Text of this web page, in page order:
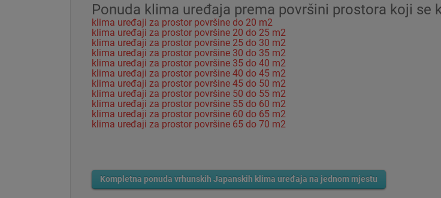
Ponuda klima uređaja prema površini prostora koji se
klima uređaji za prostor površine do 20 m2
klima uređaji za prostor površine 20 do 25 m2
klima uređaji za prostor površine 25 do 30 m2
klima uređaji za prostor površine 30 do 35 m2
klima uređaji za prostor površine 35 do 40 m2
klima uređaji za prostor površine 40 do 45 m2
klima uređaji za prostor površine 45 do 50 m2
klima uređaji za prostor površine 50 do 55 m2
klima uređaji za prostor površine 55 do 60 m2
klima uređaji za prostor površine 60 do 65 m2
klima uređaji za prostor površine 65 do 70 m2
Kompletna ponuda vrhunskih Japanskih klima uređaja na jednom mjestu